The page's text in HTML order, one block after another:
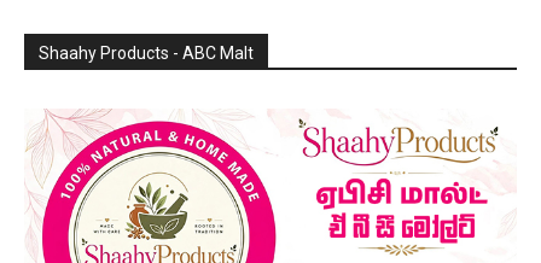
Shaahy Products - ABC Malt